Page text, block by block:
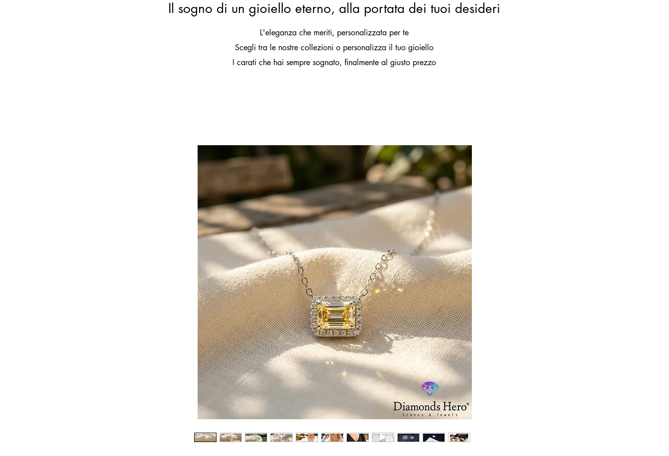
Il sogno di un gioiello eterno, alla portata dei tuoi desideri
L'eleganza che meriti, personalizzata per te
Scegli tra le nostre collezioni o personalizza il tuo gioiello
I carati che hai sempre sognato, finalmente al giusto prezzo